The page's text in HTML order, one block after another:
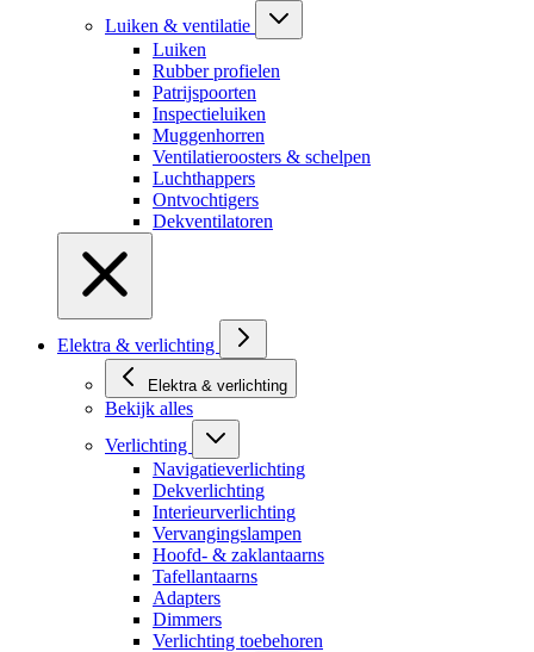
Luiken & ventilatie
Luiken
Rubber profielen
Patrijspoorten
Inspectieluiken
Muggenhorren
Ventilatieroosters & schelpen
Luchthappers
Ontvochtigers
Dekventilatoren
Elektra & verlichting
Elektra & verlichting
Bekijk alles
Verlichting
Navigatieverlichting
Dekverlichting
Interieurverlichting
Vervangingslampen
Hoofd- & zaklantaarns
Tafellantaarns
Adapters
Dimmers
Verlichting toebehoren